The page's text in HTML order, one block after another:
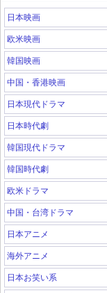
日本映画
欧米映画
韓国映画
中国・香港映画
日本現代ドラマ
日本時代劇
韓国現代ドラマ
韓国時代劇
欧米ドラマ
中国・台湾ドラマ
日本アニメ
海外アニメ
日本お笑い系